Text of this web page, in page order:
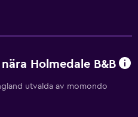
Holmedale B&B
utvalda av momondo